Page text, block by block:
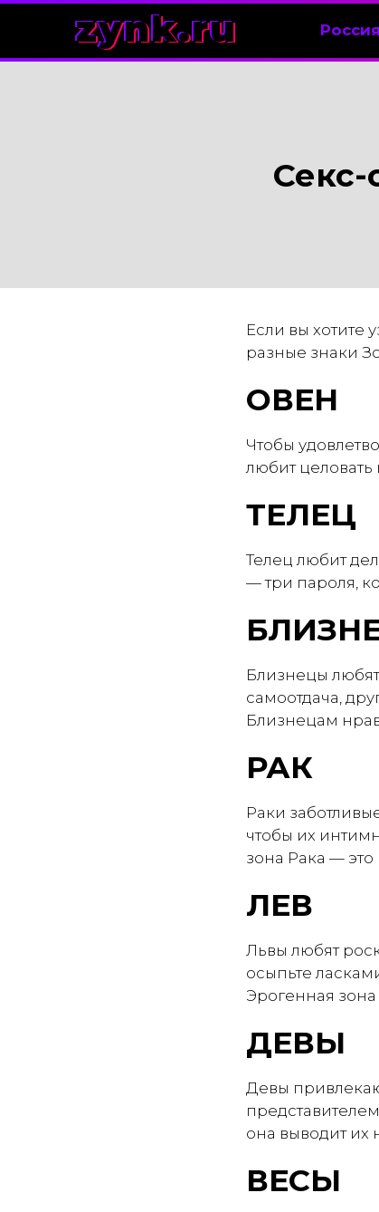
zynk.ru Россия
Секс-
Если вы хотите
разные знаки
ОВЕН
Чтобы
любит целовать
ТЕЛЕЦ
Телец любит
— три пароля,
Близнецы
самоотдача,
Близнецам
РАК
Раки
чтобы их
зона Рака — это
ЛЕВ
Львы любят
осыпьте
Эрогенная
ДЕВЫ
Девы
она выводит их
ВЕСЫ